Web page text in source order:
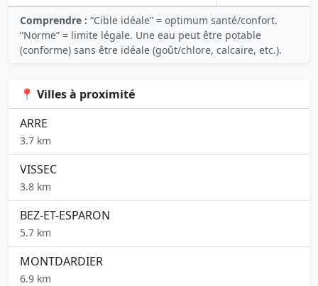
Comprendre : “Cible idéale” = optimum santé/confort.
“Norme” = limite légale. Une eau peut être potable
(conforme) sans être idéale (goût/chlore, calcaire, etc.).
📍 Villes à proximité
ARRE
3.7 km
VISSEC
3.8 km
BEZ-ET-ESPARON
5.7 km
MONTDARDIER
6.9 km